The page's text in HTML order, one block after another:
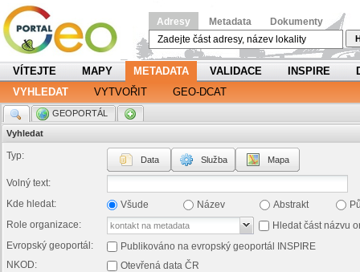
Adresy Metadata Dokumenty
VÍTEJTE MAPY METADATA VALIDACE INSPIRE
VYHLEDAT
VYTVOŘIT GEO-DCAT
GEOPORTÁL
Vyhledat
Typ: Data Služba Mapa
Volný text:
Kde hledat:
Všude Název Abstrakt
Role organizace:
Hledat část názvu
Evropský geoportál:
Publikováno na evropský geoportál INSPIRE
NKOD:
Otevřená data ČR